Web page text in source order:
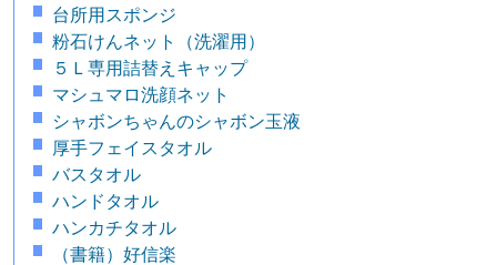
台所用スポンジ
粉石けんネット（洗濯用）
５Ｌ専用詰替えキャップ
マシュマロ洗顔ネット
シャボンちゃんのシャボン玉液
厚手フェイスタオル
バスタオル
ハンドタオル
ハンカチタオル
（書籍）好信楽